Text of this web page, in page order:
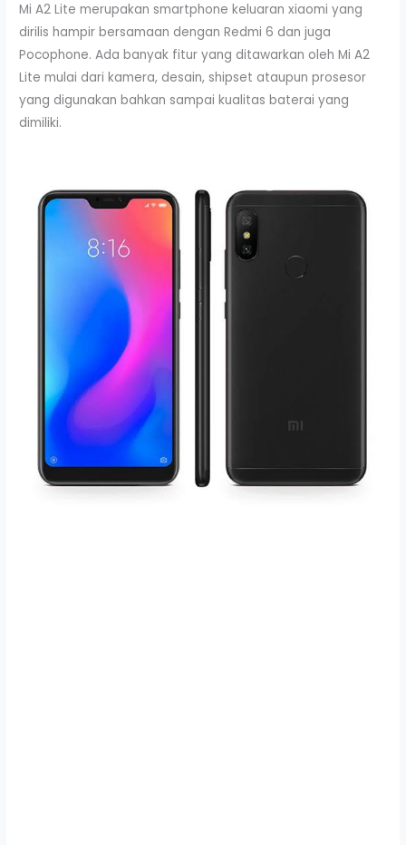
Mi A2 Lite merupakan smartphone keluaran xiaomi yang
dirilis hampir bersamaan dengan Redmi 6 dan juga
Pocophone. Ada banyak fitur yang ditawarkan oleh Mi A2
Lite mulai dari kamera, desain, shipset ataupun prosesor
yang digunakan bahkan sampai kualitas baterai yang
dimiliki.